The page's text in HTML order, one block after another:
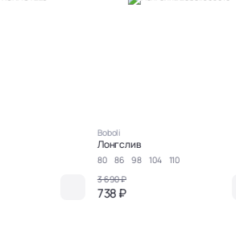
Boboli
Лонгслив
80 86 98 104
110
3 690 ₽
738 ₽